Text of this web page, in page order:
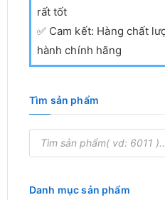
rất tốt
✅ Cam kết: Hàng chất
hành chính hãng
Tìm sản phẩm
T
m
ế
Danh mục sản phẩm